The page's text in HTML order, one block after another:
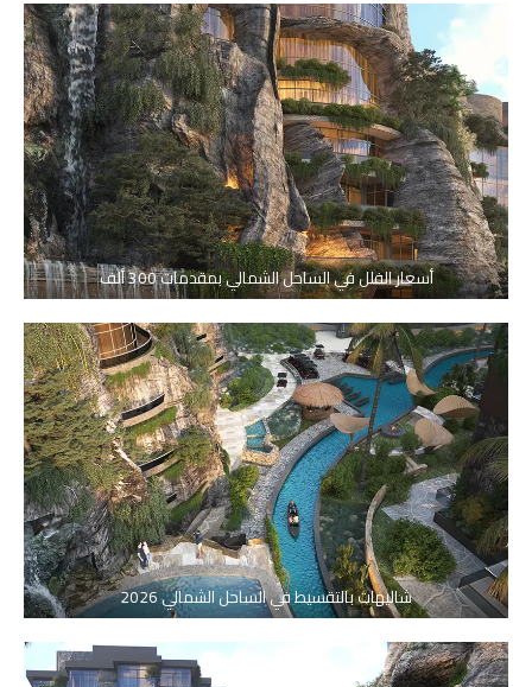
أسعار الفلل في الساحل الشمالي بمقدمات 300 ألف
شاليهات بالتقسيط في الساحل الشمالي 2026